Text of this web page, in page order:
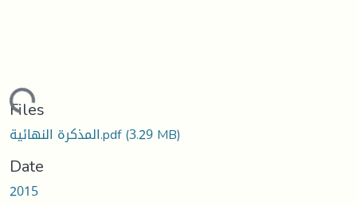
Loading...
Files
المذكرة النهائية.pdf(3.29 MB)
Date
2015